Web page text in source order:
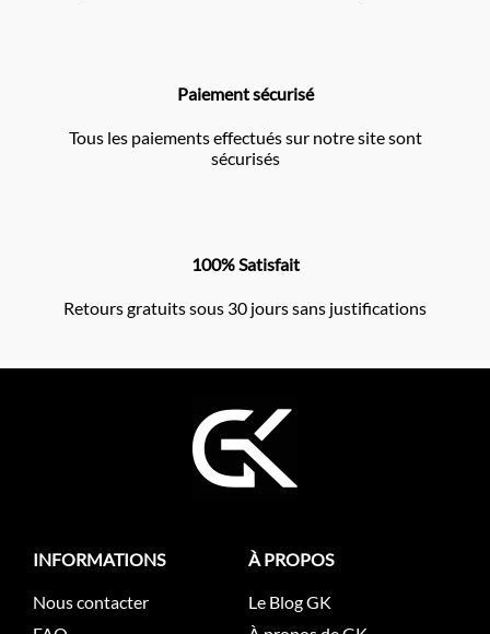
Paiement sécurisé
Tous les paiements effectués sur notre site sont
sécurisés
100% Satisfait
Retours gratuits sous 30 jours sans justifications
INFORMATIONS
Nous contacter
À PROPOS
Le Blog GK